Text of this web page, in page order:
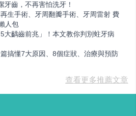
牙齒，不再害怕洗牙！
生手術、牙周翻瓣手術、牙周雷射 費
人包
大齲齒前兆」！本文教你判別蛀牙病
搞懂7大原因、8個症狀、治療與預防
查看更多推薦文章